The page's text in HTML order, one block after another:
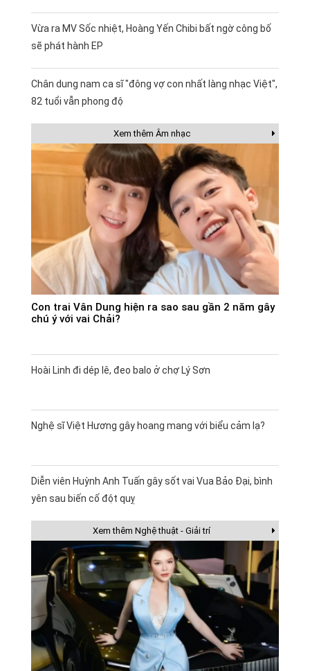
Vừa ra MV Sốc nhiệt, Hoàng Yến Chibi bất ngờ công bố
sẽ phát hành EP
Chân dung nam ca sĩ "đông vợ con nhất làng nhạc Việt",
82 tuổi vẫn phong độ
Xem thêm Âm nhạc
Con trai Vân Dung hiện ra sao sau gần 2 năm gây
chú ý với vai Chải?
Hoài Linh đi dép lê, đeo balo ở chợ Lý Sơn
Nghệ sĩ Việt Hương gây hoang mang với biểu cảm lạ?
Diễn viên Huỳnh Anh Tuấn gây sốt vai Vua Bảo Đại, bình
yên sau biến cố đột quỵ
Xem thêm Nghệ thuật - Giải trí